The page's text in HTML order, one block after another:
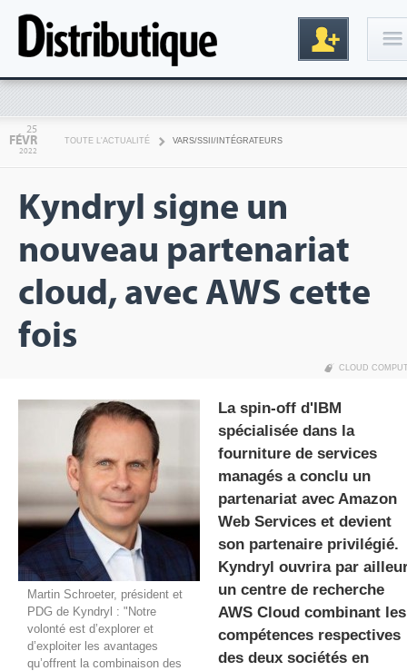
Inscription
gratuite
25
FÉVR
2022
TOUTE L'ACTUALITÉ VARS/SSII/INTÉGRATEURS
Kyndryl signe un
nouveau partenariat
cloud, avec AWS cette
fois
CLOUD
Martin Schroeter, président et
PDG de Kyndryl : "Notre
volonté est d’explorer et
d’exploiter les avantages
qu’offrent la combinaison des
La spin-off d'IBM
spécialisée dans la
fourniture de services
managés a conclu un
partenariat avec Amazon
Web Services et devient
son partenaire privilégié.
Kyndryl ouvrira par
un centre de recherche
AWS Cloud combinant les
compétences respectives
des deux sociétés en